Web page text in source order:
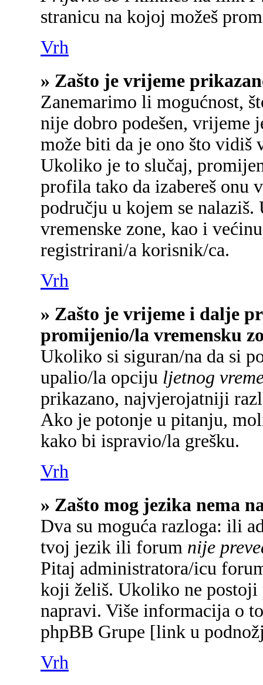
stranicu na kojoj možeš
Vrh
» Zašto je vrijeme
Zanemarimo li mogućnost,
nije dobro podešen, vrijeme
može biti da je ono što vidiš
Ukoliko je to slučaj,
profila tako da izabereš onu
području u kojem se
vremenske zone, kao i
registrirani/a korisnik/ca.
Vrh
» Zašto je vrijeme i dalje
promijenio/la vremensku
Ukoliko si siguran/na da si
upalio/la opciju ljetnog
prikazano, najvjerojatniji
Ako je potonje u pitanju,
kako bi ispravio/la grešku.
Vrh
» Zašto mog jezika nema
Dva su moguća razloga: ili
tvoj jezik ili forum nije
Pitaj administratora/icu
koji želiš. Ukoliko ne
napravi. Više informacija o
phpBB Grupe [link u
Vrh